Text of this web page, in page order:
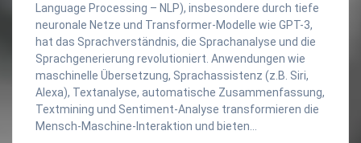
Language Processing – NLP), insbesondere durch tiefe
neuronale Netze und Transformer-Modelle wie GPT-3,
hat das Sprachverständnis, die Sprachanalyse und die
Sprachgenerierung revolutioniert. Anwendungen wie
maschinelle Übersetzung, Sprachassistenz (z.B. Siri,
Alexa), Textanalyse, automatische Zusammenfassung,
Textmining und Sentiment-Analyse transformieren die
Mensch-Maschine-Interaktion und bieten…